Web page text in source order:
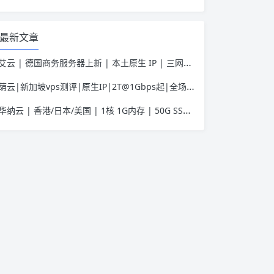
最新文章
云 | 德国商务服务器上新 | 本土原生 IP | 三网优化助力Tiktok业务 | 50 HKD/月起
云|新加坡vps测评|原生IP|2T@1Gbps起|全场7折|月付$7起|解锁新加坡流媒体|移动直连
纳云 | 香港/日本/美国 | 1核 1G内存 | 50G SSD | 不限流量 | 首月19.9元起